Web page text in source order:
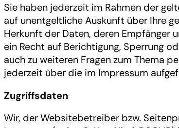
Sie haben jederzeit im Rahmen der
auf unentgeltliche Auskunft über Ihre
Herkunft der Daten, deren Empfänger
ein Recht auf Berichtigung, Sperrung
auch zu weiteren Fragen zum Thema
jederzeit über die im Impressum
Zugriffsdaten
Wir, der Websitebetreiber bzw.